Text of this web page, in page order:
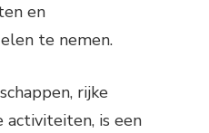
en
te nemen.
rijke
activiteiten, is een